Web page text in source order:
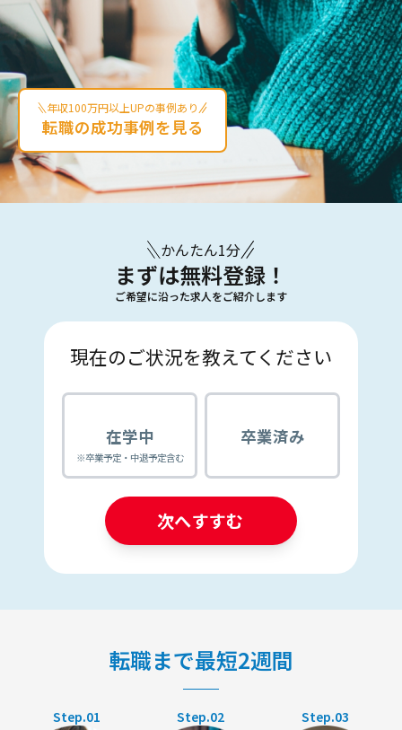
年収100万円以上UPの事例あり
転職の成功事例を見る
かんたん1分
まずは無料登録！
ご希望に沿った求人をご紹介します
現在のご状況を教えてください
在学中
※卒業予定・中退予定含む
卒業済み
次へすすむ
転職まで最短2週間
Step.01 Step.02 Step.03